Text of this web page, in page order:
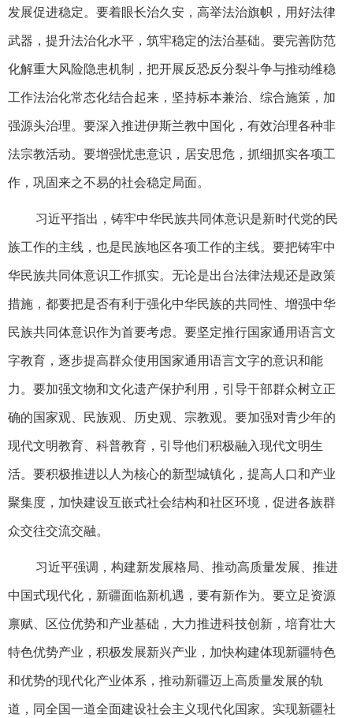
发展促进稳定。要着眼长治久安，高举法治旗帜，用好法律
武器，提升法治化水平，筑牢稳定的法治基础。要完善防范
化解重大风险隐患机制，把开展反恐反分裂斗争与推动维稳
工作法治化常态化结合起来，坚持标本兼治、综合施策，加
强源头治理。要深入推进伊斯兰教中国化，有效治理各种非
法宗教活动。要增强忧患意识，居安思危，抓细抓实各项工
作，巩固来之不易的社会稳定局面。
习近平指出，铸牢中华民族共同体意识是新时代党的民
族工作的主线，也是民族地区各项工作的主线。要把铸牢中
华民族共同体意识工作抓实。无论是出台法律法规还是政策
措施，都要把是否有利于强化中华民族的共同性、增强中华
民族共同体意识作为首要考虑。要坚定推行国家通用语言文
字教育，逐步提高群众使用国家通用语言文字的意识和能
力。要加强文物和文化遗产保护利用，引导干部群众树立正
确的国家观、民族观、历史观、宗教观。要加强对青少年的
现代文明教育、科普教育，引导他们积极融入现代文明生
活。要积极推进以人为核心的新型城镇化，提高人口和产业
聚集度，加快建设互嵌式社会结构和社区环境，促进各族群
众交往交流交融。
习近平强调，构建新发展格局、推动高质量发展、推进
中国式现代化，新疆面临新机遇，要有新作为。要立足资源
禀赋、区位优势和产业基础，大力推进科技创新，培育壮大
特色优势产业，积极发展新兴产业，加快构建体现新疆特色
和优势的现代化产业体系，推动新疆迈上高质量发展的轨
道，同全国一道全面建设社会主义现代化国家。实现新疆社